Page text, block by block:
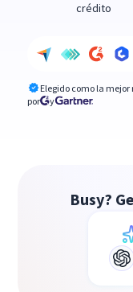
crédito
Elegido como la
por
y
Busy?